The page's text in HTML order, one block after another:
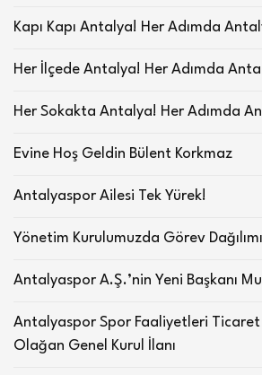
Kapı Kapı Antalya! Her Adımda
Her İlçede Antalya! Her Adımda
Her Sokakta Antalya! Her Adımda
Evine Hoş Geldin Bülent Korkmaz
Antalyaspor Ailesi Tek Yürek!
Yönetim Kurulumuzda Görev
Antalyaspor A.Ş.’nin Yeni Başkanı
Antalyaspor Spor Faaliyetleri Ticaret
Olağan Genel Kurul İlanı